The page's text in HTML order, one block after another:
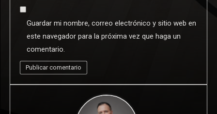
Guardar mi nombre, correo electrónico y sitio web en
este navegador para la próxima vez que haga un
comentario.